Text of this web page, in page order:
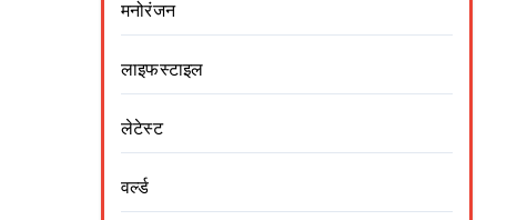
मनोरंजन
लाइफस्टाइल
लेटेस्ट
वर्ल्ड